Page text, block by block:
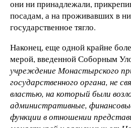
они ни принадлежали,
посадам, а на проживавших в
государственное тягло.
Наконец, еще одной крайне
мерой, введенной Соборным
учреждение Монастырского
государственного органа, не
властью, на который были
административные,
функции в отношении